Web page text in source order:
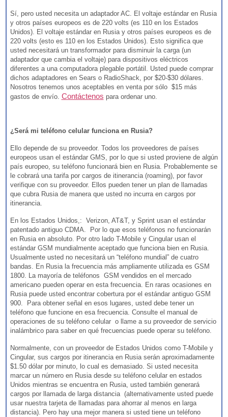
Sí, pero usted necesita un adaptador AC. El voltaje estándar en Rusia
y otros países europeos es de 220 volts (es 110 en los Estados
Unidos). El voltaje estándar en Rusia y otros países europeos es de
220 volts (esto es 110 en los Estados Unidos). Esto significa que
usted necesitará un transformador para disminuir la carga (un
adaptador que cambia el voltaje) para dispositivos eléctricos
diferentes a una computadora plegable portátil. Usted puede comprar
dichos adaptadores en Sears o RadioShack, por $20-$30 dólares.
Nosotros tenemos unos aceptables en venta por sólo $15 más
gastos de envío. Contáctenos para ordenar uno.
¿Será mi teléfono celular funciona en Rusia?
Ello depende de su proveedor. Todos los proveedores de países
europeos usan el estándar GMS, por lo que si usted proviene de algún
país europeo, su teléfono funcionará bien en Rusia. Probablemente se
le cobrará una tarifa por cargos de itinerancia (roaming), por favor
verifique con su proveedor. Ellos pueden tener un plan de llamadas
que cubra Rusia de manera que usted no incurra en cargos por
itinerancia.
En los Estados Unidos,: Verizon, AT&T, y Sprint usan el estándar
patentado antiguo CDMA. Por lo que esos teléfonos no funcionarán
en Rusia en absoluto. Por otro lado T-Mobile y Cingular usan el
estándar GSM mundialmente aceptado que funciona bien en Rusia.
Usualmente usted no necesitará un “teléfono mundial” de cuatro
bandas. En Rusia la frecuencia más ampliamente utilizada es GSM
1800. La mayoría de teléfonos GSM vendidos en el mercado
americano pueden operar en esta frecuencia. En raras ocasiones en
Rusia puede usted encontrar cobertura por el estándar antiguo GSM
900. Para obtener señal en esos lugares, usted debe tener un
teléfono que funcione en esa frecuencia. Consulte el manual de
operaciones de su teléfono celular o llame a su proveedor de servicio
inalámbrico para saber en qué frecuencias puede operar su teléfono.
Normalmente, con un proveedor de Estados Unidos como T-Mobile y
Cingular, sus cargos por itinerancia en Rusia serán aproximadamente
$1.50 dólar por minuto, lo cual es demasiado. Si usted necesita
marcar un número en Rusia desde su teléfono celular en estados
Unidos mientras se encuentra en Rusia, usted también generará
cargos por llamada de larga distancia (alternativamente usted puede
usar nuestra tarjeta de llamadas para ahorrar al menos en larga
distancia). Pero hay una mejor manera si usted tiene un teléfono